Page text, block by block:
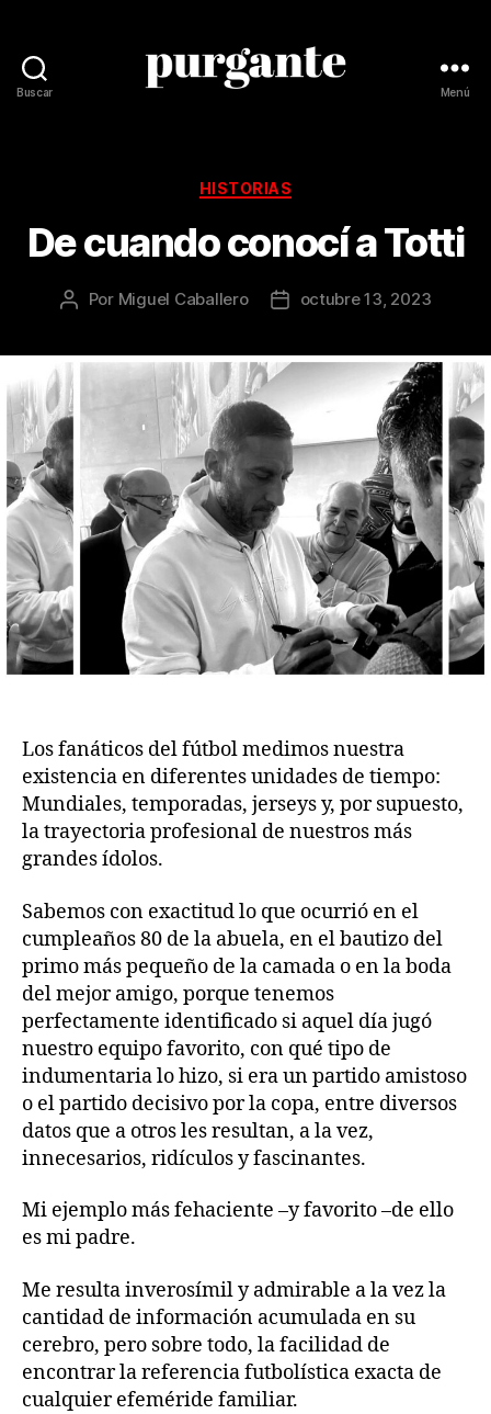
Buscar Menú
Categorías
HISTORIAS
De cuando conocí a Totti
Autor
publicación
Por Miguel Caballero
Fecha
publicación
octubre 13, 2023
Los fanáticos del fútbol medimos nuestra
existencia en diferentes unidades de tiempo:
Mundiales, temporadas, jerseys y, por supuesto,
la trayectoria profesional de nuestros más
grandes ídolos.
Sabemos con exactitud lo que ocurrió en el
cumpleaños 80 de la abuela, en el bautizo del
primo más pequeño de la camada o en la boda
del mejor amigo, porque tenemos
perfectamente identificado si aquel día jugó
nuestro equipo favorito, con qué tipo de
indumentaria lo hizo, si era un partido amistoso
o el partido decisivo por la copa, entre diversos
datos que a otros les resultan, a la vez,
innecesarios, ridículos y fascinantes.
Mi ejemplo más fehaciente –y favorito –de ello
es mi padre.
Me resulta inverosímil y admirable a la vez la
cantidad de información acumulada en su
cerebro, pero sobre todo, la facilidad de
encontrar la referencia futbolística exacta de
cualquier efeméride familiar.